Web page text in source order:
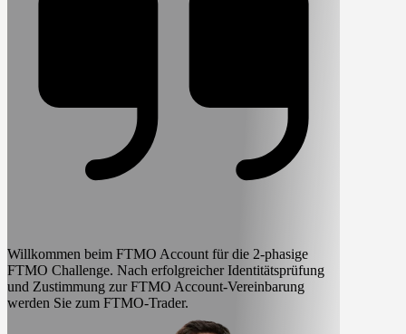
Willkommen beim FTMO Account für die 2-phasige
FTMO Challenge. Nach erfolgreicher Identitätsprüfung
und Zustimmung zur FTMO Account-Vereinbarung
werden Sie zum FTMO-Trader.